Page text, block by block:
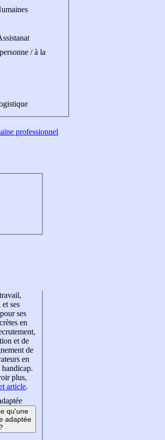
/ à la
professionnel
ses
ses
en
et de
de
en
plus,
article.
qu'une
adaptée